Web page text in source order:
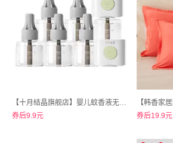
【十月结晶旗舰店】婴儿蚊香液无味2液+1器
券后9.9元
券后19.9元